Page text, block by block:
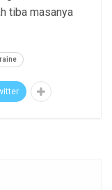
tiba masanya